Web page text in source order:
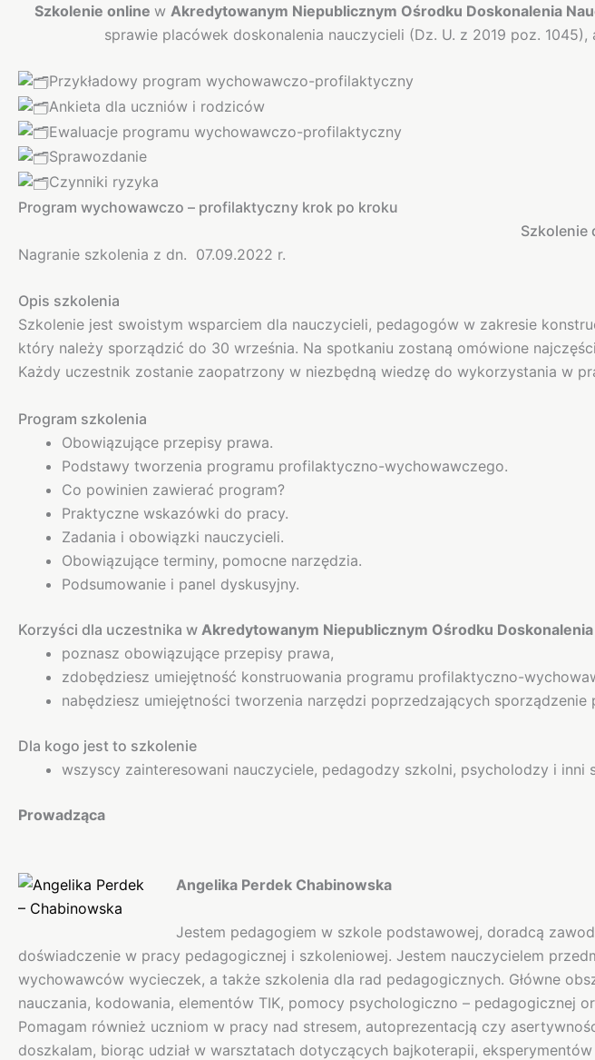
Szkolenie online w Akredytowanym Niepublicznym Ośrodku Doskonalenia
sprawie placówek doskonalenia nauczycieli (Dz. U. z 2019 poz.
Przykładowy program wychowawczo-profilaktyczny
Ankieta dla uczniów i rodziców
Ewaluacje programu wychowawczo-profilaktyczny
Sprawozdanie
Czynniki ryzyka
Program wychowawczo – profilaktyczny krok po kroku
Szkolenie
Nagranie szkolenia z dn. 07.09.2022 r.
Opis szkolenia
Szkolenie jest swoistym wsparciem dla nauczycieli, pedagogów w zakresie
który należy sporządzić do 30 września. Na spotkaniu zostaną omówione
Każdy uczestnik zostanie zaopatrzony w niezbędną wiedzę do wykorzystania w
Program szkolenia
Obowiązujące przepisy prawa.
Podstawy tworzenia programu profilaktyczno-wychowawczego.
Co powinien zawierać program?
Praktyczne wskazówki do pracy.
Zadania i obowiązki nauczycieli.
Obowiązujące terminy, pomocne narzędzia.
Podsumowanie i panel dyskusyjny.
Korzyści dla uczestnika w Akredytowanym Niepublicznym Ośrodku Doskonalenia
poznasz obowiązujące przepisy prawa,
zdobędziesz umiejętność konstruowania programu profilaktyczno-
nabędziesz umiejętności tworzenia narzędzi poprzedzających
Dla kogo jest to szkolenie
wszyscy zainteresowani nauczyciele, pedagodzy szkolni, psycholodzy i inni
Prowadząca
Angelika Perdek Chabinowska
Jestem pedagogiem w szkole podstawowej, doradcą
doświadczenie w pracy pedagogicznej i szkoleniowej. Jestem nauczycielem
wychowawców wycieczek, a także szkolenia dla rad pedagogicznych. Główne
nauczania, kodowania, elementów TIK, pomocy psychologiczno – pedagogicznej
Pomagam również uczniom w pracy nad stresem, autoprezentacją czy
doszkalam, biorąc udział w warsztatach dotyczących bajkoterapii,